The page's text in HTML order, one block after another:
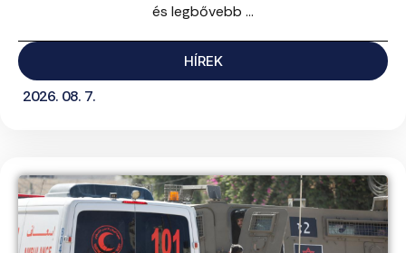
és legbővebb ...
HÍREK
2026. 08. 7.